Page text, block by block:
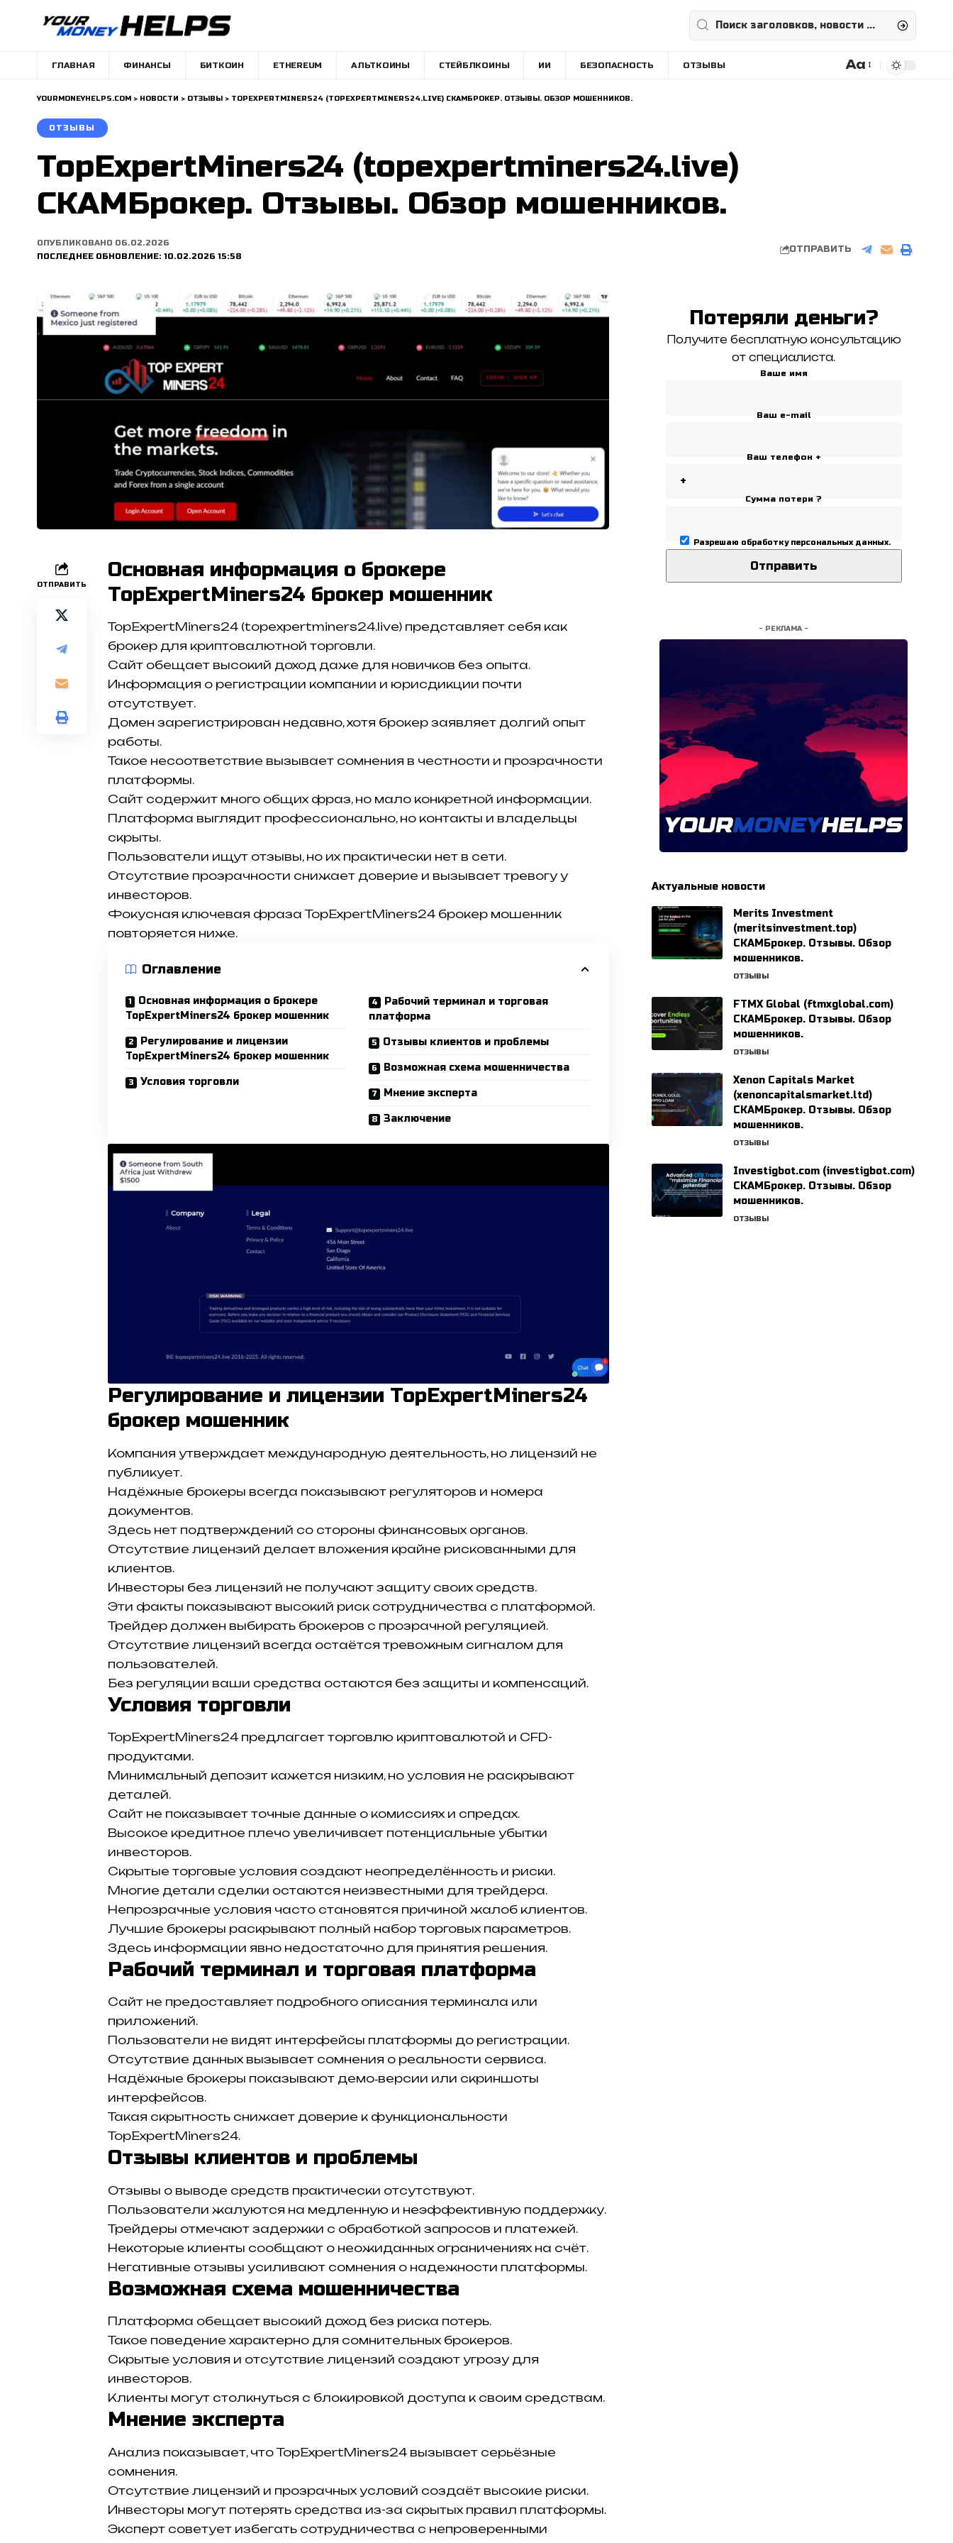
ГЛАВНАЯ ФИНАНСЫ БИТКОИН ETHEREUM АЛЬТКОИНЫ СТЕЙБЛКОИНЫ ИИ БЕЗОПАСНОСТЬ ОТЗЫВЫ
Размера
Aa
YOURMONEYHELPS.COM > НОВОСТИ > ОТЗЫВЫ > TOPEXPERTMINERS24 (TOPEXPERTMINERS24.LIVE) СКАМБРОКЕР. ОТЗЫВЫ. ОБЗОР МОШЕННИКОВ.
ОТЗЫВЫ
TopExpertMiners24 (topexpertminers24.live)
СКАМБрокер. Отзывы. Обзор мошенников.
ПОСЛЕДНЕЕ ОБНОВЛЕНИЕ: 10.02.2026 15:58
ОПУБЛИКОВАНО 06.02.2026
ОТПРАВИТЬ
ОТПРАВИТЬ
Основная информация о брокере
TopExpertMiners24 брокер мошенник
TopExpertMiners24 (topexpertminers24.live) представляет себя как
брокер для криптовалютной торговли.
Сайт обещает высокий доход даже для новичков без опыта.
Информация о регистрации компании и юрисдикции почти
отсутствует.
Домен зарегистрирован недавно, хотя брокер заявляет долгий опыт
работы.
Такое несоответствие вызывает сомнения в честности и прозрачности
платформы.
Сайт содержит много общих фраз, но мало конкретной информации.
Платформа выглядит профессионально, но контакты и владельцы
скрыты.
Пользователи ищут отзывы, но их практически нет в сети.
Отсутствие прозрачности снижает доверие и вызывает тревогу у
инвесторов.
Фокусная ключевая фраза TopExpertMiners24 брокер мошенник
повторяется ниже.
Оглавление
Основная информация о брокере
TopExpertMiners24 брокер мошенник
Регулирование и лицензии
TopExpertMiners24 брокер мошенник
Условия торговли
Рабочий терминал и торговая
платформа
Отзывы клиентов и проблемы
Возможная схема мошенничества
Мнение эксперта
Заключение
Регулирование и лицензии TopExpertMiners24
брокер мошенник
Компания утверждает международную деятельность, но лицензий не
публикует.
Надёжные брокеры всегда показывают регуляторов и номера
документов.
Здесь нет подтверждений со стороны финансовых органов.
Отсутствие лицензий делает вложения крайне рискованными для
клиентов.
Инвесторы без лицензий не получают защиту своих средств.
Эти факты показывают высокий риск сотрудничества с платформой.
Трейдер должен выбирать брокеров с прозрачной регуляцией.
Отсутствие лицензий всегда остаётся тревожным сигналом для
пользователей.
Без регуляции ваши средства остаются без защиты и компенсаций.
Условия торговли
TopExpertMiners24 предлагает торговлю криптовалютой и CFD-
продуктами.
Минимальный депозит кажется низким, но условия не раскрывают
деталей.
Сайт не показывает точные данные о комиссиях и спредах.
Высокое кредитное плечо увеличивает потенциальные убытки
инвесторов.
Скрытые торговые условия создают неопределённость и риски.
Многие детали сделки остаются неизвестными для трейдера.
Непрозрачные условия часто становятся причиной жалоб клиентов.
Лучшие брокеры раскрывают полный набор торговых параметров.
Здесь информации явно недостаточно для принятия решения.
Рабочий терминал и торговая платформа
Сайт не предоставляет подробного описания терминала или
приложений.
Пользователи не видят интерфейсы платформы до регистрации.
Отсутствие данных вызывает сомнения о реальности сервиса.
Надёжные брокеры показывают демо‑версии или скриншоты
интерфейсов.
Такая скрытность снижает доверие к функциональности
TopExpertMiners24.
Отзывы клиентов и проблемы
Отзывы о выводе средств практически отсутствуют.
Пользователи жалуются на медленную и неэффективную поддержку.
Трейдеры отмечают задержки с обработкой запросов и платежей.
Некоторые клиенты сообщают о неожиданных ограничениях на счёт.
Негативные отзывы усиливают сомнения о надежности платформы.
Возможная схема мошенничества
Платформа обещает высокий доход без риска потерь.
Такое поведение характерно для сомнительных брокеров.
Скрытые условия и отсутствие лицензий создают угрозу для
инвесторов.
Клиенты могут столкнуться с блокировкой доступа к своим средствам.
Мнение эксперта
Анализ показывает, что TopExpertMiners24 вызывает серьёзные
сомнения.
Отсутствие лицензий и прозрачных условий создаёт высокие риски.
Инвесторы могут потерять средства из-за скрытых правил платформы.
Эксперт советует избегать сотрудничества с непроверенными
Потеряли деньги?
Получите бесплатную консультацию
от специалиста.
Ваше имя
Ваш e-mail
Ваш телефон +
Сумма потери ?
Разрешаю обработку персональных данных.
- РЕКЛАМА -
Актуальные новости
Merits Investment
(meritsinvestment.top)
СКАМБрокер. Отзывы. Обзор
мошенников.
ОТЗЫВЫ
FTMX Global (ftmxglobal.com)
СКАМБрокер. Отзывы. Обзор
мошенников.
ОТЗЫВЫ
Xenon Capitals Market
(xenoncapitalsmarket.ltd)
СКАМБрокер. Отзывы. Обзор
мошенников.
ОТЗЫВЫ
Investigbot.com (investigbot.com)
СКАМБрокер. Отзывы. Обзор
мошенников.
ОТЗЫВЫ